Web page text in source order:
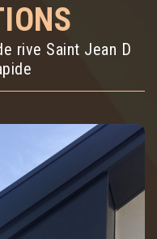
rive Saint Jean D